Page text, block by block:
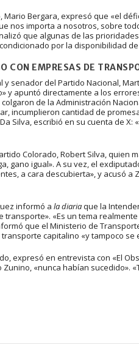
Bergara, expresó que «el
nos importa a nosotros, sobre
que algunas de las
por la disponibilidad
CON EMPRESAS DE
senador del Partido Nacional,
y apuntó directamente a los
de la Administración
incumplieron cantidad de
Silva, escribió en su cuenta de
Colorado, Robert Silva, quien
gano igual». A su vez, el
a cara descubierta», y acusó a
informó a la diariaque la
transporte». «Es un tema
que el Ministerio de
capitalino «y tampoco se
expresó en entrevista con «El
«nunca habían sucedido».